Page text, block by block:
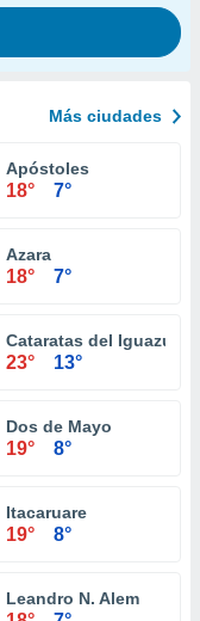
Más ciudades
Apóstoles
18° 7°
Azara
18° 7°
Cataratas del Iguazú
23° 13°
Dos de Mayo
19° 8°
Itacaruare
19° 8°
Leandro N. Alem